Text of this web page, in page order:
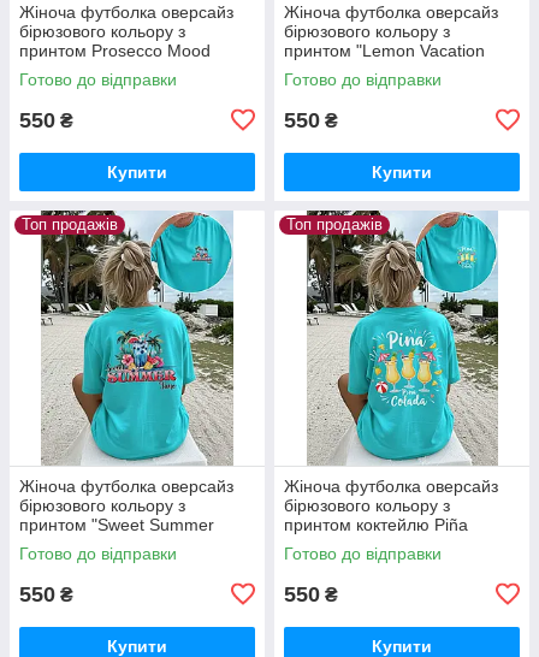
Жіноча футболка оверсайз
бірюзового кольору з
принтом Prosecco Mood
Готово до відправки
550 ₴
Купити
Жіноча футболка оверсайз
бірюзового кольору з
принтом "Lemon Vacation
Sunshine"
Готово до відправки
550 ₴
Купити
Топ продажів
Жіноча футболка оверсайз
бірюзового кольору з
принтом "Sweet Summer
Time"
Готово до відправки
550 ₴
Купити
Топ продажів
Жіноча футболка оверсайз
бірюзового кольору з
принтом коктейлю Piña
Colada
Готово до відправки
550 ₴
Купити